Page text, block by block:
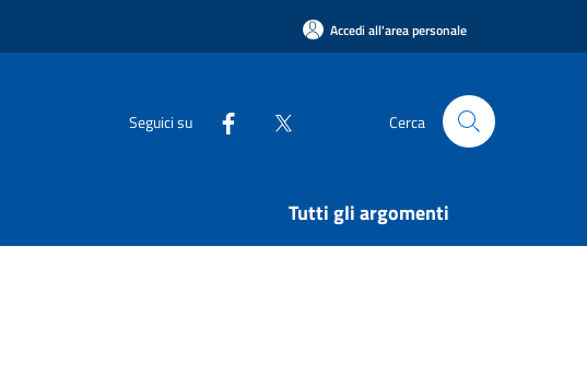
Accedi all'area personale
Seguici su Cerca
Tutti gli argomenti